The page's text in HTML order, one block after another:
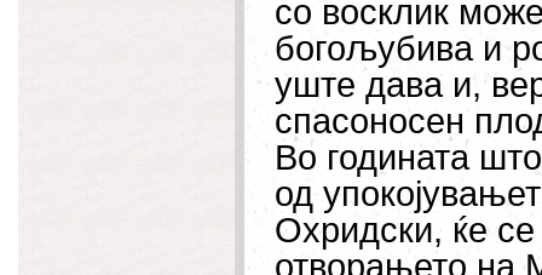
со восклик
богољубива и
уште дава и,
спасоносен
Во годината
од
Охридски, ќе
отворањето на